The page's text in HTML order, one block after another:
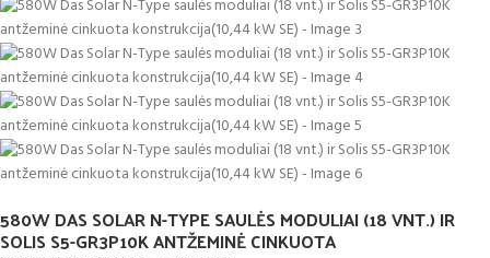
580W DAS SOLAR N-TYPE SAULĖS MODULIAI (18 VNT.) IR
SOLIS S5-GR3P10K ANTŽEMINĖ CINKUOTA